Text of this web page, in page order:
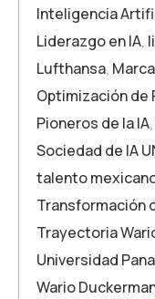
Inteligencia
Liderazgo en IA,
Lufthansa,
Optimización de
Pioneros de la IA,
Sociedad de IA
talento
Transformación
Trayectoria
Universidad
Wario